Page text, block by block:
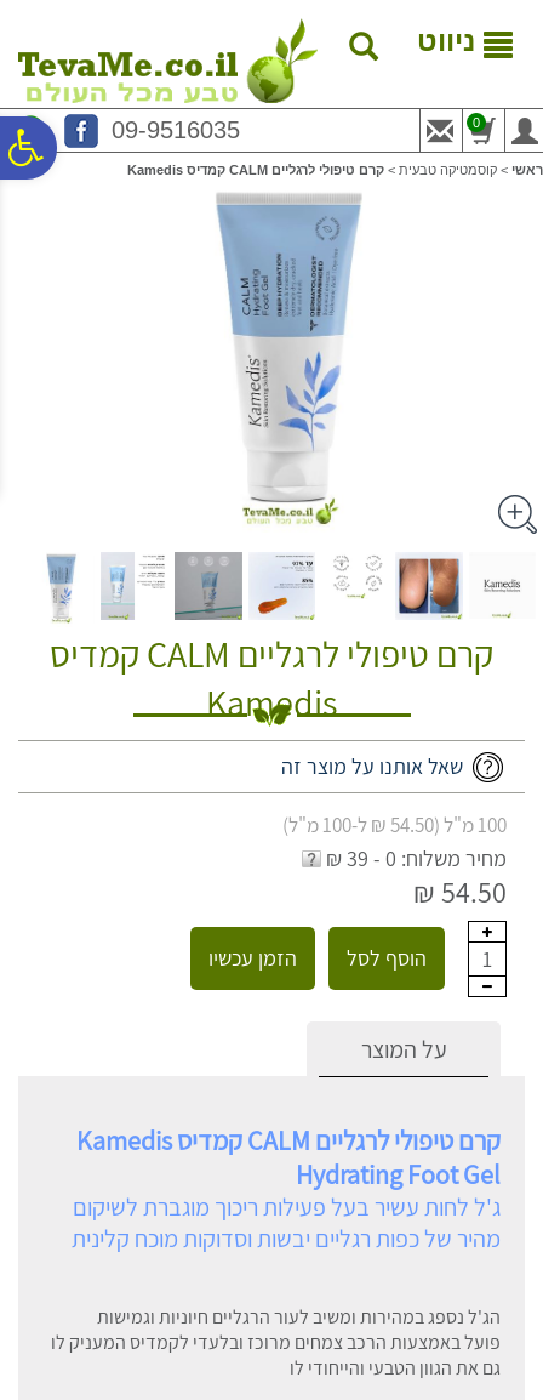
נגישות
המרכזי
ניווט
09-9516035 0
ראשי > קוסמטיקה טבעית > קרם טיפולי לרגליים CALM קמדיס Kamedis
קרם טיפולי לרגליים CALM קמדיס
Kamedis
שאל אותנו על מוצר זה
100 מ"ל (54.50 ₪ ל-100 מ"ל)
מחיר משלוח: 0 - 39 ₪
54.50 ₪
1 הוסף לסל הזמן עכשיו
על המוצר
קרם טיפולי לרגליים CALM קמדיס Kamedis
Hydrating Foot Gel
ג'ל לחות עשיר בעל פעילות ריכוך מוגברת לשיקום
מהיר של כפות רגליים יבשות וסדוקות מוכח קלינית
הג'ל נספג במהירות ומשיב לעור הרגליים חיוניות וגמישות
פועל באמצעות הרכב צמחים מרוכז ובלעדי לקמדיס המעניק לו
גם את הגוון הטבעי והייחודי לו